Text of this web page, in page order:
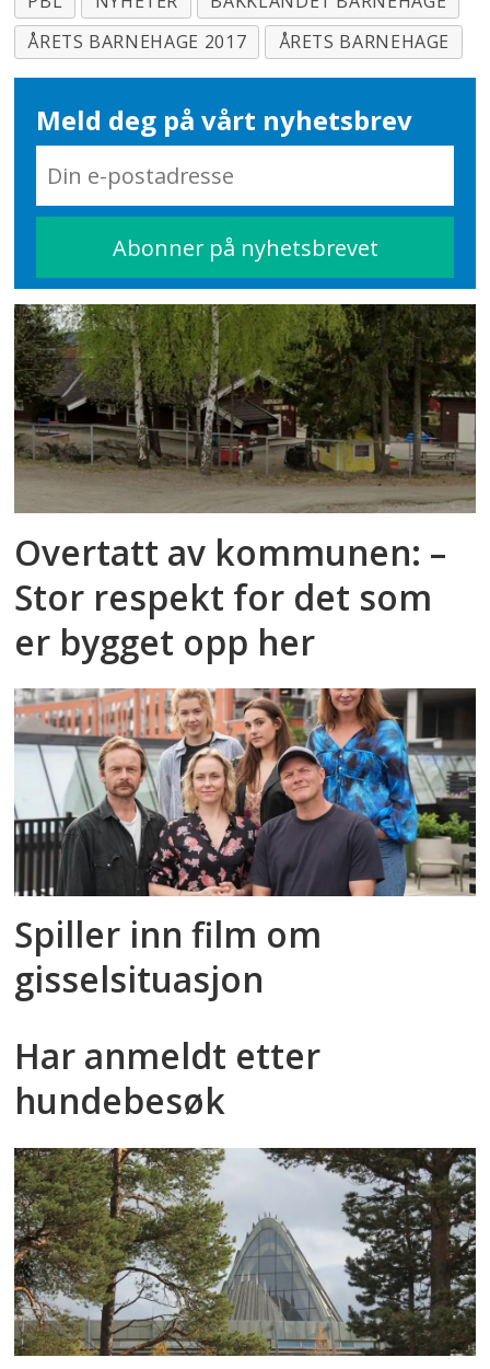
ÅRETS BARNEHAGE 2017
ÅRETS BARNEHAGE
Meld deg på vårt nyhetsbrev
Overtatt av kommunen: –
Stor respekt for det som
er bygget opp her
Spiller inn film om
gisselsituasjon
Har anmeldt etter
hundebesøk